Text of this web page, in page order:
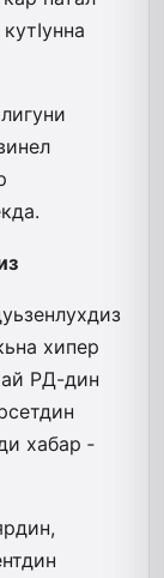
хипер
РД-дин
хабар